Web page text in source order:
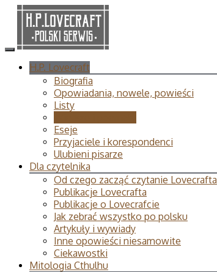
H.P. Lovecraft
Biografia
Opowiadania, nowele, powieści
Listy
Eseje
Przyjaciele i korespondenci
Ulubieni pisarze
Dla czytelnika
Od czego zacząć czytanie Lovecrafta
Publikacje Lovecrafta
Publikacje o Lovecrafcie
Jak zebrać wszystko po polsku
Artykuły i wywiady
Inne opowieści niesamowite
Ciekawostki
Mitologia Cthulhu